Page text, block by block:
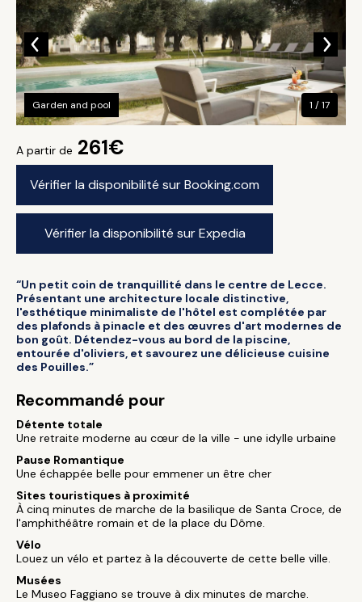
A partir de 261€
Vérifier la disponibilité sur Booking.com
Vérifier la disponibilité sur Expedia
Garden and pool 1 / 17
“Un petit coin de tranquillité dans le centre de Lecce.
Présentant une architecture locale distinctive,
l'esthétique minimaliste de l'hôtel est complétée par
des plafonds à pinacle et des œuvres d'art modernes de
bon goût. Détendez-vous au bord de la piscine,
entourée d'oliviers, et savourez une délicieuse cuisine
des Pouilles.”
Recommandé pour
Détente totale
Une retraite moderne au cœur de la ville - une idylle urbaine
Pause Romantique
Une échappée belle pour emmener un être cher
Sites touristiques à proximité
À cinq minutes de marche de la basilique de Santa Croce, de
l'amphithéâtre romain et de la place du Dôme.
Vélo
Louez un vélo et partez à la découverte de cette belle ville.
Musées
Le Museo Faggiano se trouve à dix minutes de marche.